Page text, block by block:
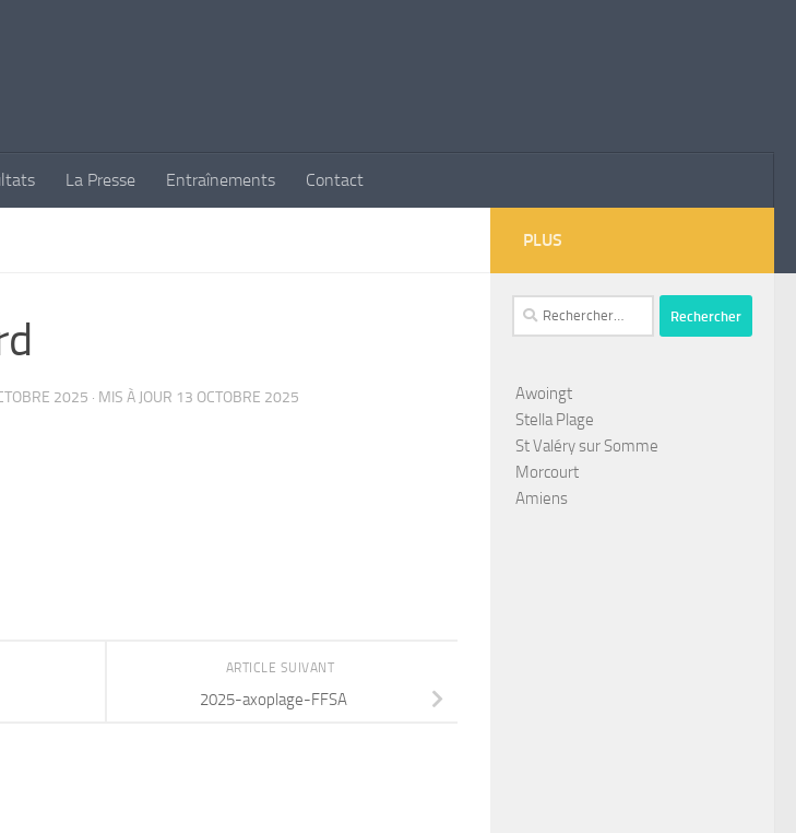
La Presse Entraînements Contact
2025 · MIS À JOUR 13 OCTOBRE 2025
ARTICLE SUIVANT
2025-axoplage-FFSA
PLUS
Rechercher :
Awoingt
Stella Plage
St Valéry sur Somme
Morcourt
Amiens